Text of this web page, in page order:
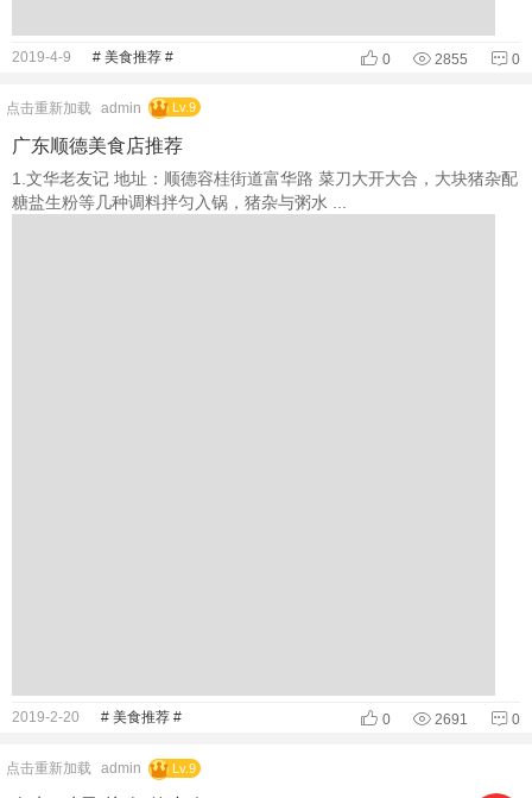
2019-4-9 # 美食推荐 # 0 2855 0
点击重新加载 admin Lv.9
广东顺德美食店推荐
1.文华老友记 地址：顺德容桂街道富华路 菜刀大开大合，大块猪杂配
糖盐生粉等几种调料拌匀入锅，猪杂与粥水 ...
2019-2-20 # 美食推荐 # 0 2691 0
点击重新加载 admin Lv.9